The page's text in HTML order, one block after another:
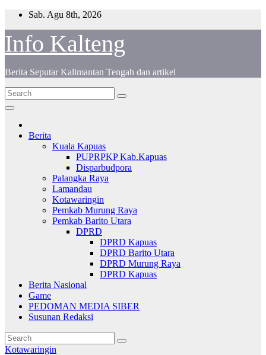
Skip
content
Sab. Agu 8th, 2026
Info Kalteng
Berita Seputar Kalimantan Tengah dan artikel
Berita
Kuala Kapuas
PUPRPKP Kab.Kapuas
Disparbudpora
Palangka Raya
Lamandau
Kotawaringin
Pemkab Murung Raya
Pemkab Barito Utara
DPRD
DPRD Kapuas
DPRD Barito Utara
DPRD Murung Raya
DPRD Kapuas
Berita Nasional
Game
PEDOMAN MEDIA SIBER
Susunan Redaksi
Kotawaringin